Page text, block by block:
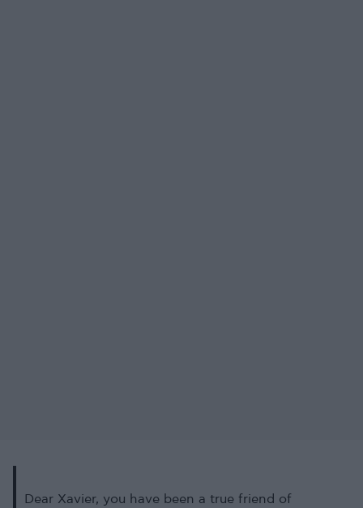
Dear Xavier, you have been a true friend of